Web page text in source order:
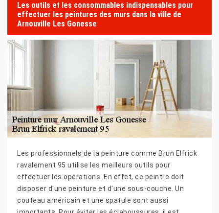
Les outils et les consommables indispensables pour
effectuer les peintures des murs dans la ville de
Arnouville Les Gonesse
Les professionnels de la peinture comme Brun Elfrick
ravalement 95 utilise les meilleurs outils pour
effectuer les opérations. En effet, ce peintre doit
disposer d'une peinture et d'une sous-couche. Un
couteau américain et une spatule sont aussi